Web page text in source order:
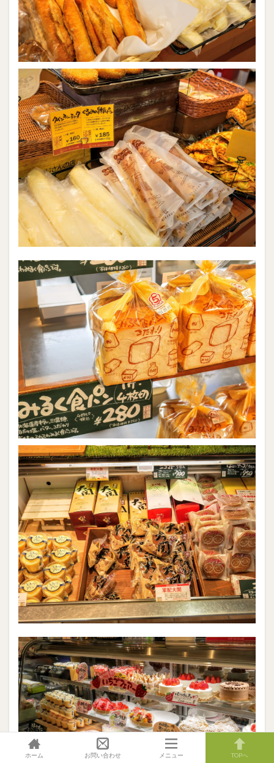
ホーム お問い合わせ メニュー TOPへ